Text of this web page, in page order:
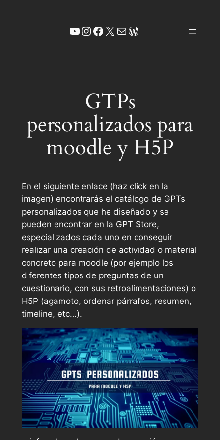
YouTube
Instagram
Facebook
X Correo electrónico
WordPress
GTPs
personalizados para
moodle y H5P
En el siguiente enlace (haz click en la
imagen) encontrarás el catálogo de GPTs
personalizados que he diseñado y se
pueden encontrar en la GPT Store,
especializados cada uno en conseguir
realizar una creación de actividad o material
concreto para moodle (por ejemplo los
diferentes tipos de preguntas de un
cuestionario, con sus retroalimentaciones) o
H5P (agamoto, ordenar párrafos, resumen,
timeline, etc…).